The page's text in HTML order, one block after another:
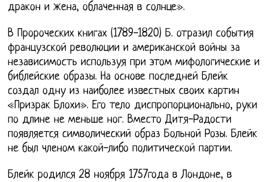
дракон и жена, облаченная в солнце».
В Пророческих книгах (1789-1820) Б. отразил события
французской революции и американской войны за
независимость используя при этом мифологические и
библейские образы. На основе последней Блейк
создал одну из наиболее известных своих картин
«Призрак Блохи». Его тело диспропорционально, руки
по длине не меньше ног. Вместо Дитя-Радости
появляется символический образ Больной Розы. Блейк
не был членом какой-либо политической партии.
Блейк родился 28 ноября 1757года в Лондоне, в